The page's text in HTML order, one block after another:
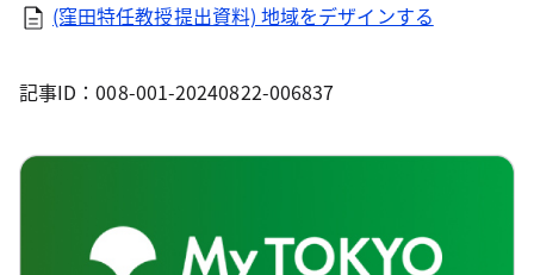
(窪田特任教授提出資料) 地域をデザインする
記事ID：008-001-20240822-006837